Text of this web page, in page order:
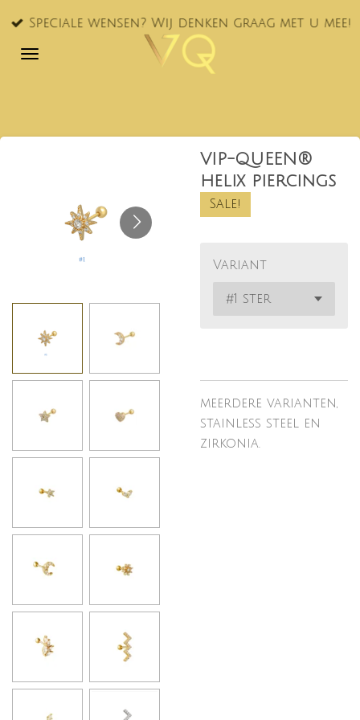
Ga
naar
Speciale wensen? Wij denken graag met u mee!
VIP-QUEEN®
helix piercings
Sale!
Variant
meerdere varianten,
stainless steel en
zirkonia.